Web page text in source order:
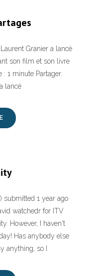
Granier a lancé
son film et son livre
1 minute Partager.
lancé
submitted 1 year ago
watchedr for ITV
However, I haven't
Has anybody else
anything, so I